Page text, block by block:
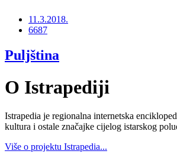
11.3.2018.
6687
Puljština
O Istrapediji
Istrapedia je regionalna internetska
kultura i ostale značajke cijelog istarskog
Više o projektu Istrapedia...